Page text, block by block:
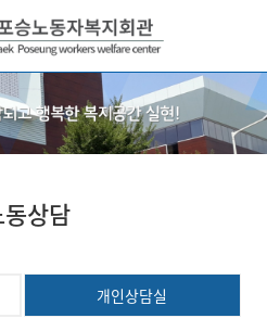
상담
개인상담실